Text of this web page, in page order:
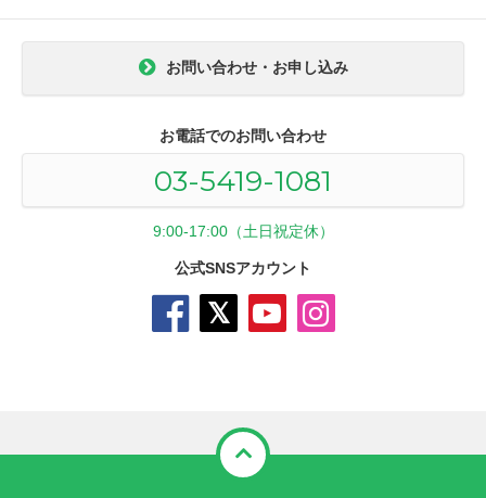
お問い合わせ・お申し込み
お電話でのお問い合わせ
03-5419-1081
9:00-17:00（土日祝定休）
公式SNSアカウント